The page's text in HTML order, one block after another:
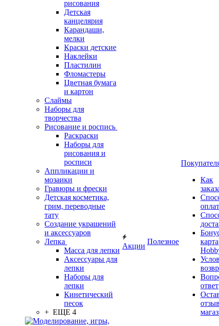
рисования
Детская
канцелярия
Карандаши,
мелки
Краски детские
Наклейки
Пластилин
Фломастеры
Цветная бумага
и картон
Слаймы
Наборы для
творчества
Рисование и роспись
Раскраски
Наборы для
рисования и
росписи
Аппликации и
мозаики
Гравюры и фрески
Детская косметика,
грим, переводные
тату
Создание украшений
и аксессуаров
Лепка
Масса для лепки
Аксессуары для
лепки
Наборы для
лепки
Кинетический
песок
+ ЕЩЕ 4
Акции
Полезное
Как
карта
ответ